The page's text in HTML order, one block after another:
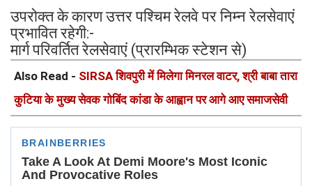
उपरोक्त के कारण उत्तर पश्चिम रेलवे पर निम्न रेलसेवाएं
प्रभावित रहेगी:-
मार्ग परिवर्तित रेलसेवाएं (प्रारम्भिक स्टेशन से)
Also Read - SIRSA शिवपुरी में मिलेगा मिनरल वाटर, श्री बाबा तारा
कुटिया के मुख्य सेवक गोबिंद कांडा के आह्वान पर आगे आए समाजसेवी